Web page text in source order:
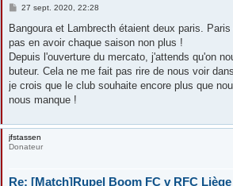
M
s
a
g
e
27 sept. 2020, 22:28
Bangoura et Lambrecth étaient deux paris.
pas en avoir chaque saison non plus !
Depuis l'ouverture du mercato, j'attends qu'on
buteur. Cela ne me fait pas rire de nous voir
je crois que le club souhaite encore plus que
nous manque !
jfstassen
Donateur
Re: [Match]Rupel Boom FC v RFC